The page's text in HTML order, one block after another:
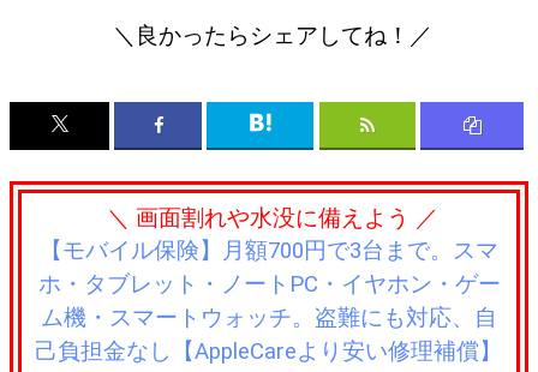
＼良かったらシェアしてね！／
＼ 画面割れや水没に備えよう ／
【モバイル保険】月額700円で3台まで。スマ
ホ・タブレット・ノートPC・イヤホン・ゲー
ム機・スマートウォッチ。盗難にも対応、自
己負担金なし【AppleCareより安い修理補償】